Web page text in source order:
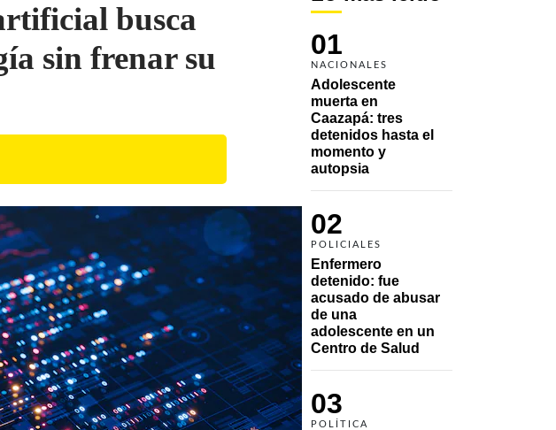
01
NACIONALES
Adolescente
muerta en
Caazapá: tres
detenidos hasta el
momento y
autopsia
02
POLICIALES
Enfermero
detenido: fue
acusado de abusar
de una
adolescente en un
Centro de Salud
03
POLÍTICA
busca
sin frenar su